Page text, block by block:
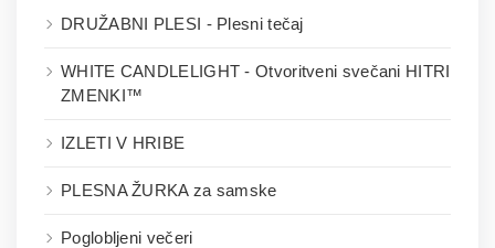
DRUŽABNI PLESI - Plesni tečaj
WHITE CANDLELIGHT - Otvoritveni svečani HITRI
ZMENKI™
IZLETI V HRIBE
PLESNA ŽURKA za samske
Poglobljeni večeri